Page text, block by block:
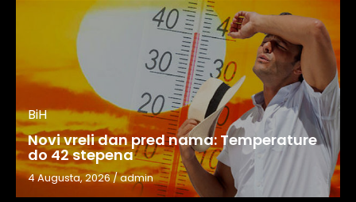
BiH
Novi vreli dan pred nama: Temperature
do 42 stepena
4 Augusta, 2026/admin